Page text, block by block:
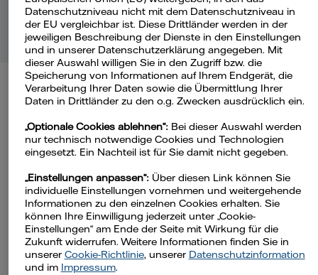
Mehr
Was muss ich während
der
Trocknungsmaßnahmen
beachten?
Datenschutzniveau nicht mit dem Datenschutzniveau in
der EU vergleichbar ist. Diese Drittländer werden in der
jeweiligen Beschreibung der Dienste in den Einstellungen
und in unserer Datenschutzerklärung angegeben. Mit
dieser Auswahl willigen Sie in den Zugriff bzw. die
Speicherung von Informationen auf Ihrem Endgerät, die
Verarbeitung Ihrer Daten sowie die Übermittlung Ihrer
Daten in Drittländer zu den o.g. Zwecken ausdrücklich ein.
„Optionale Cookies ablehnen“: Bei dieser Auswahl werden
nur technisch notwendige Cookies und Technologien
eingesetzt. Ein Nachteil ist für Sie damit nicht gegeben.
„Einstellungen anpassen“: Über diesen Link können Sie
individuelle Einstellungen vornehmen und weitergehende
Informationen zu den einzelnen Cookies erhalten. Sie
können Ihre Einwilligung jederzeit unter „Cookie-
Einstellungen“ am Ende der Seite mit Wirkung für die
Zukunft widerrufen. Weitere Informationen finden Sie in
unserer Cookie-Richtlinie, unserer Datenschutzinformation
und im Impressum.